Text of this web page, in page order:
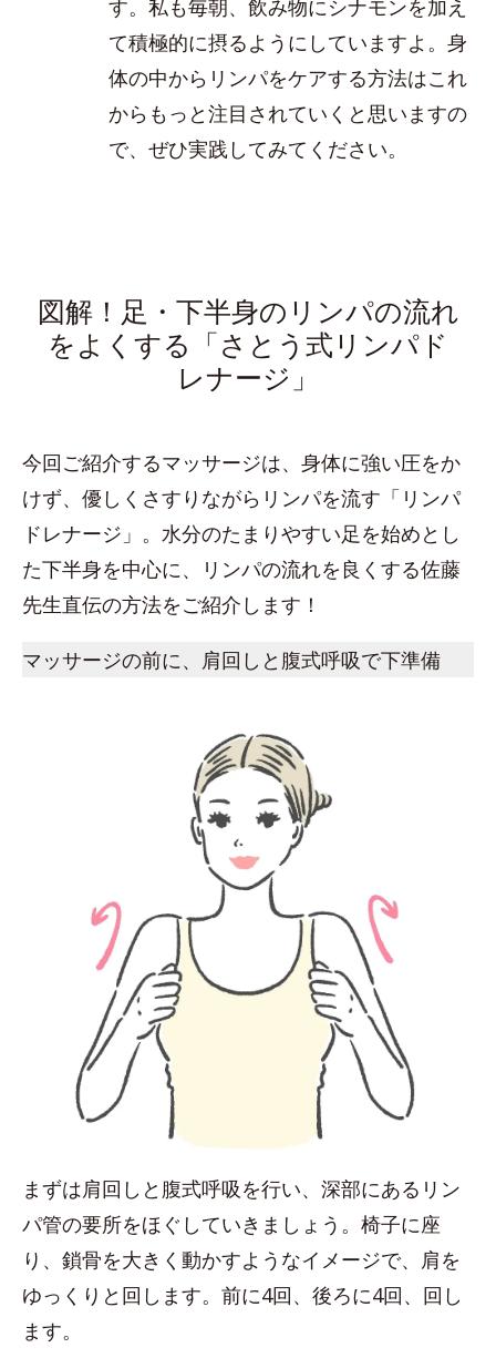
す。私も毎朝、飲み物にシナモンを加え
て積極的に摂るようにしていますよ。身
体の中からリンパをケアする方法はこれ
からもっと注目されていくと思いますの
で、ぜひ実践してみてください。
図解！足・下半身のリンパの流れ
をよくする「さとう式リンパド
レナージ」
今回ご紹介するマッサージは、身体に強い圧をか
けず、優しくさすりながらリンパを流す「リンパ
ドレナージ」。水分のたまりやすい足を始めとし
た下半身を中心に、リンパの流れを良くする佐藤
先生直伝の方法をご紹介します！
マッサージの前に、肩回しと腹式呼吸で下準備
まずは肩回しと腹式呼吸を行い、深部にあるリン
パ管の要所をほぐしていきましょう。椅子に座
り、鎖骨を大きく動かすようなイメージで、肩を
ゆっくりと回します。前に4回、後ろに4回、回し
ます。